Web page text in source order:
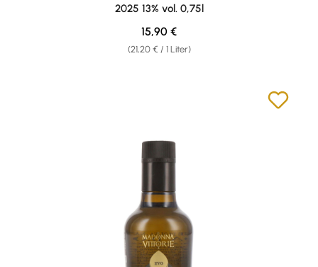
2025 13% vol. 0,75l
(21,20 € / 1 Liter)
Regulärer Preis:
15,90 €